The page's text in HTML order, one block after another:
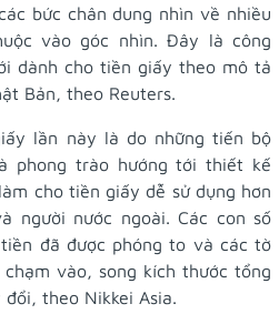
bức chân dung nhìn về nhiều
vào góc nhìn. Đây là công
dành cho tiền giấy theo mô tả
Bản, theo Reuters.
lần này là do những tiến bộ
phong trào hướng tới thiết kế
cho tiền giấy dễ sử dụng hơn
người nước ngoài. Các con số
đã được phóng to và các tờ
vào, song kích thước tổng
theo Nikkei Asia.